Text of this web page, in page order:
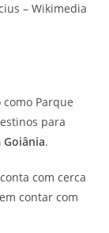
– Wikimedia
Parque
para
Goiânia.
com cerca
contar com